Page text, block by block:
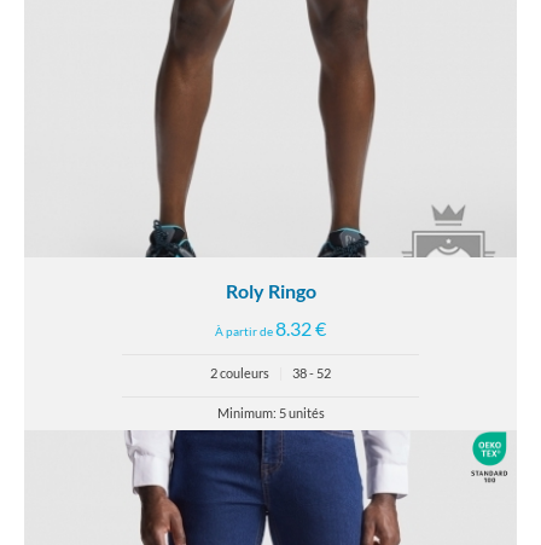
Roly Ringo
À partir de8.32 €
2 couleurs 38 - 52
Minimum: 5 unités